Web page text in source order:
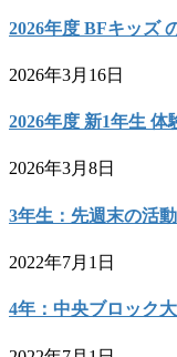
2026年度 BFキッズ
2026年3月16日
2026年度 新1年生
2026年3月8日
3年生：先週末の活動
2022年7月1日
4年：中央ブロック